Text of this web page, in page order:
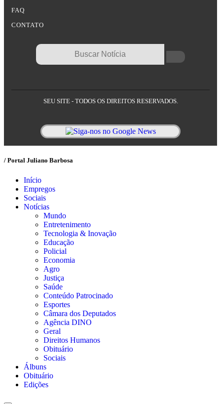
FAQ
CONTATO
SEU SITE - TODOS OS DIREITOS RESERVADOS.
/ Portal Juliano Barbosa
Início
Empregos
Sociais
Notícias
Mundo
Entretenimento
Tecnologia & Inovação
Educação
Policial
Economia
Agro
Justiça
Saúde
Conteúdo Patrocinado
Esportes
Câmara dos Deputados
Agência DINO
Geral
Direitos Humanos
Obituário
Sociais
Álbuns
Obituário
Edições